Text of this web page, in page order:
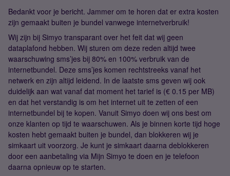
Bedankt voor je bericht. Jammer om te horen dat er extra kosten
zijn gemaakt buiten je bundel vanwege internetverbruik!
Wij zijn bij Simyo transparant over het feit dat wij geen
dataplafond hebben. Wij sturen om deze reden altijd twee
waarschuwing sms’jes bij 80% en 100% verbruik van de
internetbundel. Deze sms’jes komen rechtstreeks vanaf het
netwerk en zijn altijd leidend. In de laatste sms geven wij ook
duidelijk aan wat vanaf dat moment het tarief is (€ 0.15 per MB)
en dat het verstandig is om het internet uit te zetten of een
internetbundel bij te kopen. Vanuit Simyo doen wij ons best om
onze klanten op tijd te waarschuwen. Als je binnen korte tijd hoge
kosten hebt gemaakt buiten je bundel, dan blokkeren wij je
simkaart uit voorzorg. Je kunt je simkaart daarna deblokkeren
door een aanbetaling via Mijn Simyo te doen en je telefoon
daarna opnieuw op te starten.